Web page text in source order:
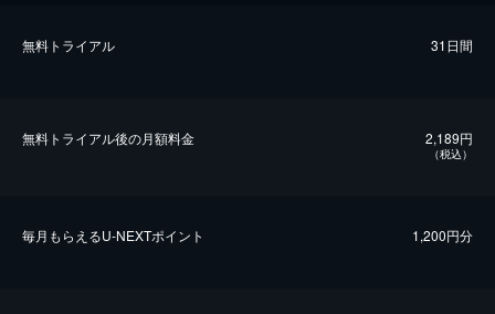
無料トライアル 31日間
無料トライアル後の⽉額料金 2,189円
（税込）
毎⽉もらえるU-NEXTポイント 1,200円分